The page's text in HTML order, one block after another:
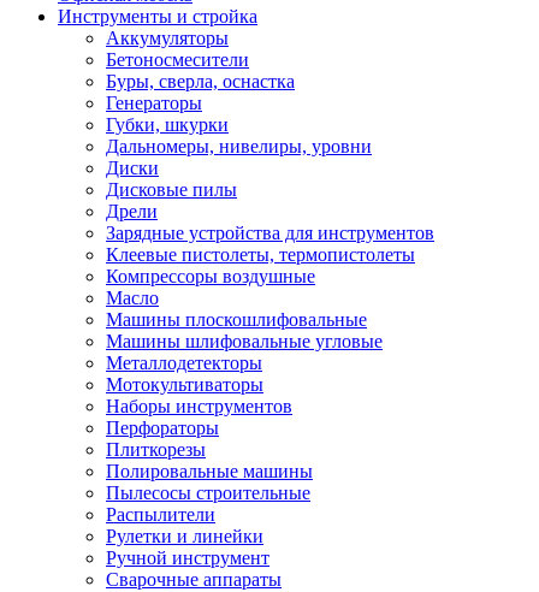
Инструменты и стройка
Аккумуляторы
Бетоносмесители
Буры, сверла, оснастка
Генераторы
Губки, шкурки
Дальномеры, нивелиры, уровни
Диски
Дисковые пилы
Дрели
Зарядные устройства для инструментов
Клеевые пистолеты, термопистолеты
Компрессоры воздушные
Масло
Машины плоскошлифовальные
Машины шлифовальные угловые
Металлодетекторы
Мотокультиваторы
Наборы инструментов
Перфораторы
Плиткорезы
Полировальные машины
Пылесосы строительные
Распылители
Рулетки и линейки
Ручной инструмент
Сварочные аппараты